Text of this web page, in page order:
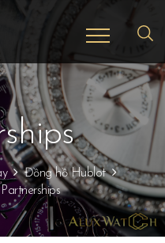
Đồng hồ Hublot
Partnerships